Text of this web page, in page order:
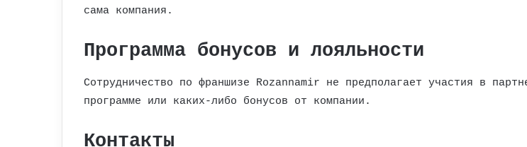
сама компания.
Программа бонусов и лояльности
Сотрудничество по франшизе Rozannamir не предполагает участия в
программе или каких-либо бонусов от компании.
Контакты